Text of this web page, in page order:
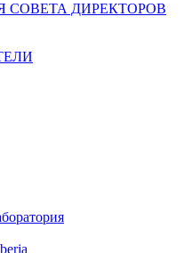
СОВЕТА ДИРЕКТОРОВ